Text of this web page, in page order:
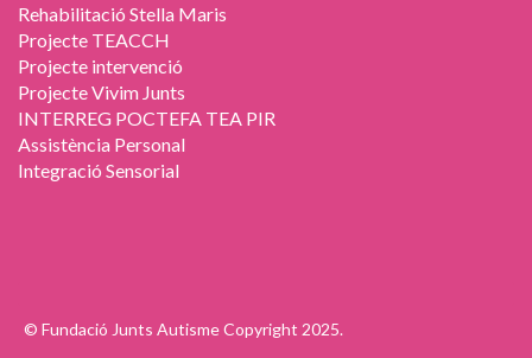
Rehabilitació Stella Maris
Projecte TEACCH
Projecte intervenció
Projecte Vivim Junts
INTERREG POCTEFA TEA PIR
Assistència Personal
Integració Sensorial
© Fundació Junts Autisme Copyright 2025.